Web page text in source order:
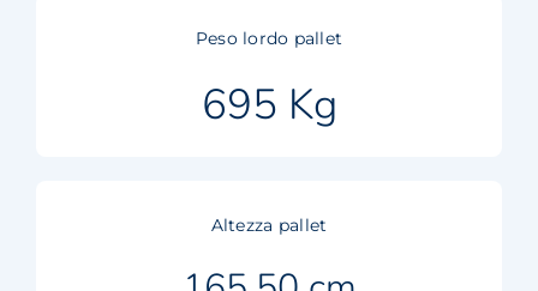
Peso lordo pallet
695 Kg
Altezza pallet